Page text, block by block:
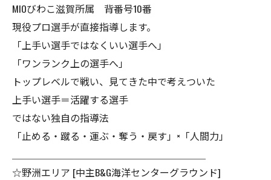
MIOびわこ滋賀所属 背番号10番
現役プロ選手が直接指導します。
「上手い選手ではなくいい選手へ」
「ワンランク上の選手へ」
トップレベルで戦い、見てきた中で考えついた
上手い選手＝活躍する選手
ではない独自の指導法
「止める・蹴る・運ぶ・奪う・戻す」×「人間力」
☆野洲エリア [中主B&G海洋センターグラウンド]